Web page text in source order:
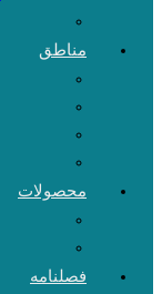
مناطق
محصولات
فصلنامه